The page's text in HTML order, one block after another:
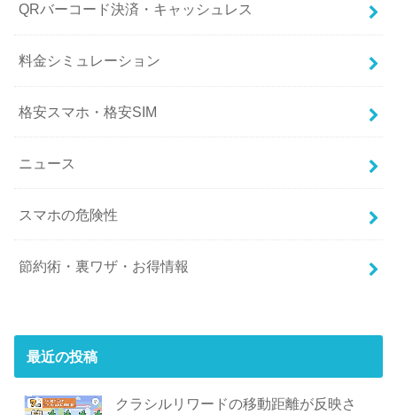
QRバーコード決済・キャッシュレス
料金シミュレーション
格安スマホ・格安SIM
ニュース
スマホの危険性
節約術・裏ワザ・お得情報
最近の投稿
クラシルリワードの移動距離が反映さ